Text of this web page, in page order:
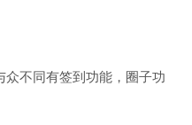
众不同有签到功能，圈子功